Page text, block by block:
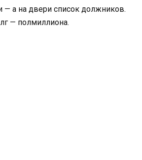
— а на двери список должников.
— полмиллиона.